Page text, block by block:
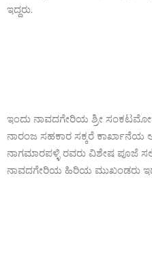
ಇದ್ದರು.
ಇಂದು ನಾವದಗೇರಿಯ ಶ್ರೀ
ನಾರಂಜ ಸಹಕಾರ ಸಕ್ಕರೆ ಕಾರ್ಖಾನೆಯ
ನಾಗಮಾರಪಳ್ಳಿ ರವರು ವಿಶೇಷ ಪೂಜೆ
ನಾವದಗೇರಿಯ ಹಿರಿಯ ಮುಖಂಡರು